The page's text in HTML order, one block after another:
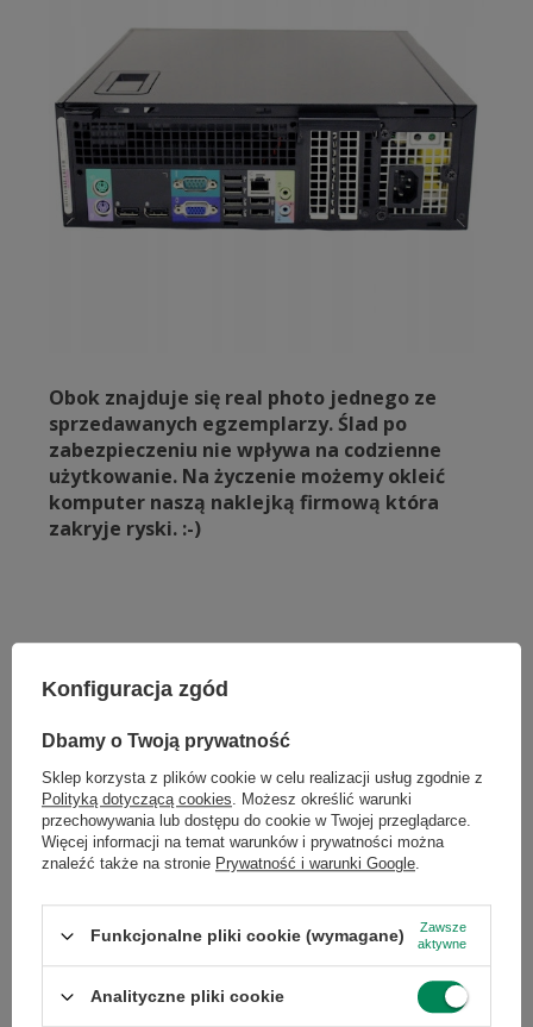
Obok znajduje się real photo jednego ze
sprzedawanych egzemplarzy. Ślad po
zabezpieczeniu nie wpływa na codzienne
użytkowanie. Na życzenie możemy okleić
komputer naszą naklejką firmową która
zakryje ryski. :-)
Ciesz się płynnym oraz niezawodnym
systemem
Windows 10pozwala na szybkie korzystanie z
szerokiego wachlarza programów. Stale
wspierany przez producenta system pozwala na
bezpieczne użytkowanie bez obaw o wirusy czy
inne złośliwe oprogramowania.
licencji Windows 10 Refurbished dla
komputerów używanych.
Dołącz do newslettera Green
Computers
Zgarnij jako pierwszy informacje o zniżkach i
rabatach w naszym sklepie!
...lub zadzwoń od razu, aby odebrać
przy zamówieniu telefonicznym
50 zł rabatu!
Rabat 50 zł przy zamówieniach powyżej 300 zł. Oferta
Konfiguracja zgód
Dbamy o Twoją prywatność
Sklep korzysta z plików cookie w celu realizacji usług zgodnie z
Polityką dotyczącą cookies. Możesz określić warunki
przechowywania lub dostępu do cookie w Twojej przeglądarce.
Więcej informacji na temat warunków i prywatności można
znaleźć także na stronie Prywatność i warunki Google.
Funkcjonalne pliki cookie (wymagane)
Zawsze
aktywne
Analityczne pliki cookie